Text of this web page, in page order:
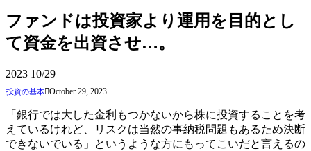
ファンドは投資家より運用を目的とし
て資金を出資させ…。
2023 10/29
投資の基本 October 29, 2023
「銀行では大した金利もつかないから株に投資することを考
えているけれど、リスクは当然の事納税問題もあるため決断
できないでいる」というような方にもってこいだと言えるの